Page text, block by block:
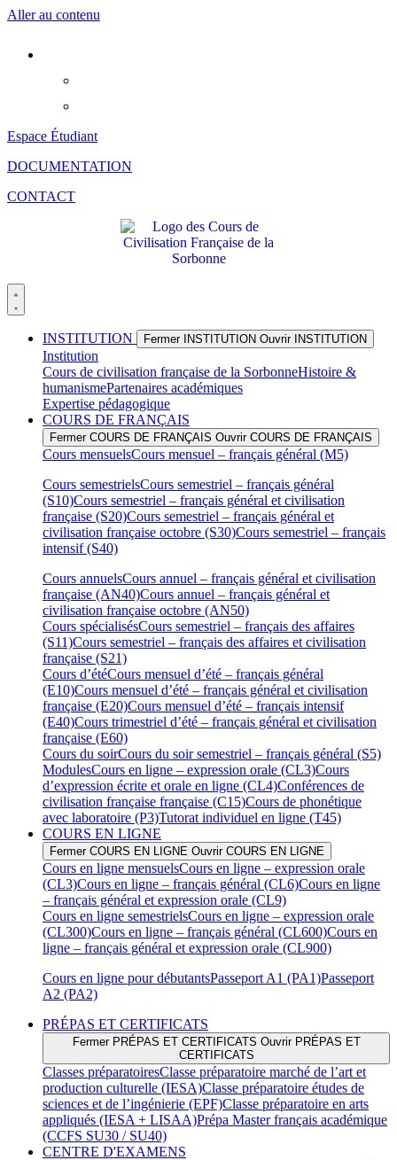
Aller au contenu
Espace Étudiant
DOCUMENTATION
CONTACT
INSTITUTION Fermer INSTITUTION Ouvrir INSTITUTION
Institution
Cours de civilisation française de la SorbonneHistoire &
humanismePartenaires académiques
Expertise pédagogique
COURS DE FRANÇAIS
Fermer COURS DE FRANÇAIS Ouvrir COURS DE FRANÇAIS
Cours mensuelsCours mensuel – français général (M5)
Cours semestrielsCours semestriel – français général
(S10)Cours semestriel – français général et civilisation
française (S20)Cours semestriel – français général et
civilisation française octobre (S30)Cours semestriel – français
intensif (S40)
Cours annuelsCours annuel – français général et civilisation
française (AN40)Cours annuel – français général et
civilisation française octobre (AN50)
Cours spécialisésCours semestriel – français des affaires
(S11)Cours semestriel – français des affaires et civilisation
française (S21)
Cours d’étéCours mensuel d’été – français général
(E10)Cours mensuel d’été – français général et civilisation
française (E20)Cours mensuel d’été – français intensif
(E40)Cours trimestriel d’été – français général et civilisation
française (E60)
Cours du soirCours du soir semestriel – français général (S5)
ModulesCours en ligne – expression orale (CL3)Cours
d’expression écrite et orale en ligne (CL4)Conférences de
civilisation française française (C15)Cours de phonétique
avec laboratoire (P3)Tutorat individuel en ligne (T45)
COURS EN LIGNE
Fermer COURS EN LIGNE Ouvrir COURS EN LIGNE
Cours en ligne mensuelsCours en ligne – expression orale
(CL3)Cours en ligne – français général (CL6)Cours en ligne
– français général et expression orale (CL9)
Cours en ligne semestrielsCours en ligne – expression orale
(CL300)Cours en ligne – français général (CL600)Cours en
ligne – français général et expression orale (CL900)
Cours en ligne pour débutantsPasseport A1 (PA1)Passeport
A2 (PA2)
PRÉPAS ET CERTIFICATS
Fermer PRÉPAS ET CERTIFICATS Ouvrir PRÉPAS ET
CERTIFICATS
Classes préparatoiresClasse préparatoire marché de l’art et
production culturelle (IESA)Classe préparatoire études de
sciences et de l’ingénierie (EPF)Classe préparatoire en arts
appliqués (IESA + LISAA)Prépa Master français académique
(CCFS SU30 / SU40)
CENTRE D'EXAMENS